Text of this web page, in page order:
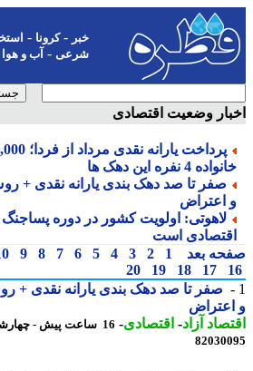
-کرونا-استخدام
شرعی-آب و هوا-
وضعیت اقتصادی
4 نفره این دهک ها
صفر تا صد دهک بندی یارانه نقدی + روش
اعتراض
لاهوتی: اولویت کشور در دوره پساجنگ
است
بعد
1
2
3
4
5
6
7
8
9
10
17
18
19
20
صفر تا صد دهک بندی یارانه نقدی + روش
آزاد - اقتصادی-16 ساعت پیش - چهارشنبه 14 مرداد 1405، 16:07